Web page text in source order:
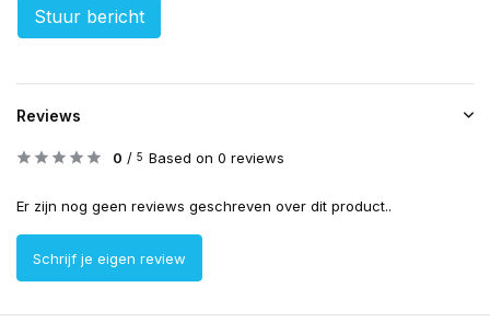
Stuur bericht
Reviews
0 / 5 Based on 0 reviews
Er zijn nog geen reviews geschreven over dit product..
Schrijf je eigen review